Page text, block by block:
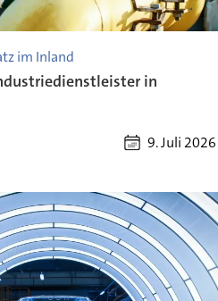
im Inland
in
9. Juli 2026